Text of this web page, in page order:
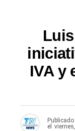
IVA y
el